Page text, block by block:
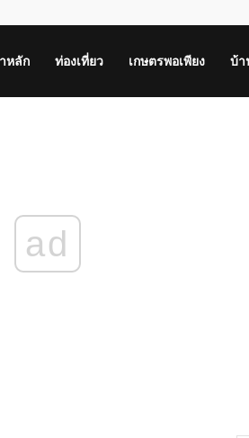
หลัก ท่องเที่ยว เกษตรพอเพียง บ้
ad